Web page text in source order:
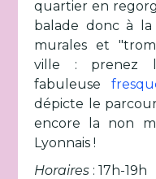
quartier en
balade donc à
murales et
ville : prenez
fabuleuse
dépicte le
encore la non
Lyonnais !
Horaires : 17h-19h